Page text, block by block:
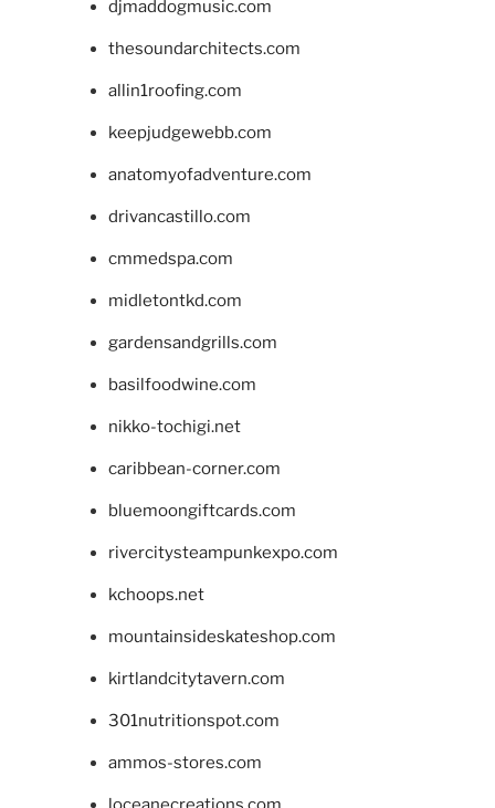
djmaddogmusic.com
thesoundarchitects.com
allin1roofing.com
keepjudgewebb.com
anatomyofadventure.com
drivancastillo.com
cmmedspa.com
midletontkd.com
gardensandgrills.com
basilfoodwine.com
nikko-tochigi.net
caribbean-corner.com
bluemoongiftcards.com
rivercitysteampunkexpo.com
kchoops.net
mountainsideskateshop.com
kirtlandcitytavern.com
301nutritionspot.com
ammos-stores.com